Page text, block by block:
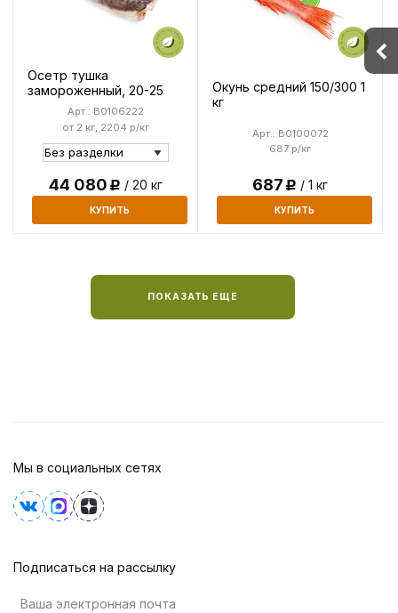
Осетр тушка
замороженный, 20-25
от 2 кг, 2204 р/кг
Арт.: B0106222
44 080Р / 20 кг
КУПИТЬ
Окунь средний 150/300 1
кг
687 р/кг
Арт.: B0100072
687Р / 1 кг
КУПИТЬ
ПОКАЗАТЬ ЕЩЕ
Мы в социальных сетях
Подписаться на рассылку